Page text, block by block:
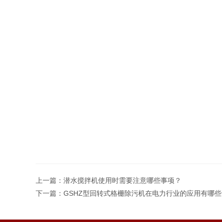
上一篇： 潜水搅拌机使用时需要注意哪些事项？
下一篇： GSHZ型回转式格栅除污机在电力行业的应用有哪